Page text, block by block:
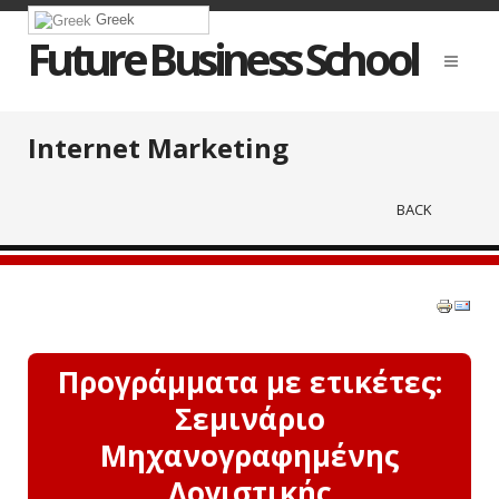
Greek
Future Business School
Internet Marketing
BACK
Προγράμματα με ετικέτες:
Σεμινάριο
Μηχανογραφημένης